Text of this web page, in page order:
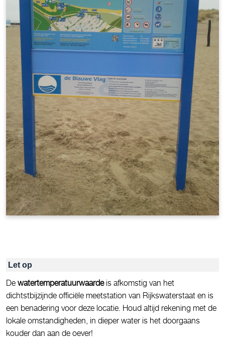
Let op
De watertemperatuurwaardeis afkomstig van het
dichtstbijzijnde officiële meetstation van Rijkswaterstaat en is
een benadering voor deze locatie. Houd altijd rekening met de
lokale omstandigheden, in dieper water is het doorgaans
kouder dan aan de oever!